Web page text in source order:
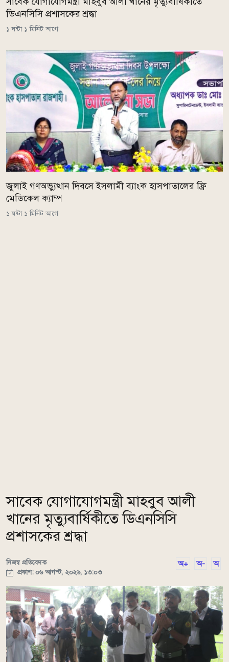
ডিএনসিসি প্রশাসকের শ্রদ্ধা
১ ঘন্টা ১ মিনিট আগে
জুলাই গণঅভ্যুত্থান দিবসে ইসলামী ব্যাংক হাসপাতালের ফ্রি
মেডিকেল ক্যাম্প
১ ঘন্টা ১ মিনিট আগে
সাবেক যোগাযোগমন্ত্রী মাহবুব আলী
খানের মৃত্যুবার্ষিকীতে ডিএনসিসি
প্রশাসকের শ্রদ্ধা
নিজস্ব প্রতিবেদক
প্রকাশ: ০৬ আগস্ট, ২০২৬, ১৩:০৩
অ+ অ- অ